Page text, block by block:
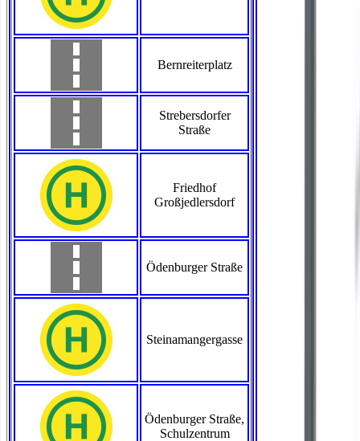
Bernreiterplatz
Strebersdorfer
Straße
Friedhof
Großjedlersdorf
Ödenburger Straße
Steinamangergasse
Ödenburger Straße,
Schulzentrum